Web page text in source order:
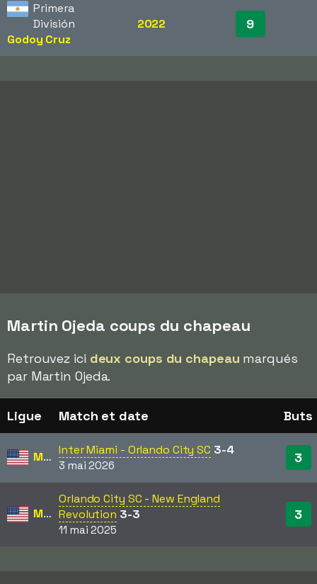
Primera
División
Godoy Cruz
2022 9
Martin Ojeda coups du chapeau
Retrouvez ici deux coups du chapeau marqués
par Martin Ojeda.
Ligue Match et date Buts
MLS Inter Miami - Orlando City SC 3-4
3 mai 2026 3
MLS
Orlando City SC - New England
Revolution 3-3
11 mai 2025
3